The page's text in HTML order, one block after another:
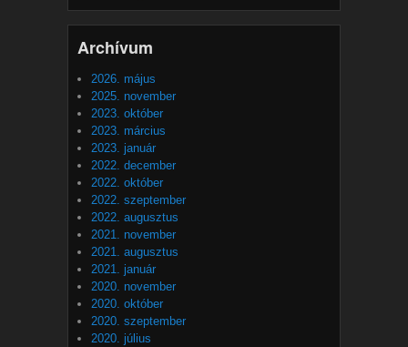
Archívum
2026. május
2025. november
2023. október
2023. március
2023. január
2022. december
2022. október
2022. szeptember
2022. augusztus
2021. november
2021. augusztus
2021. január
2020. november
2020. október
2020. szeptember
2020. július